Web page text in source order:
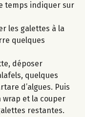
temps indiquer sur
les galettes à la
quelques
déposer
quelques
d’algues. Puis
et la couper
restantes.